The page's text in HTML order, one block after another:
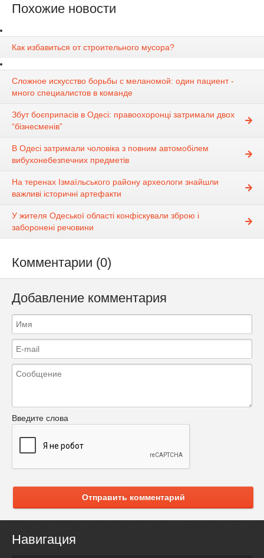
Похожие новости
Как избавиться от строительного мусора?
Сложное искусство борьбы с меланомой: один пациент -
много специалистов в команде
Збут боєприпасів в Одесі: правоохоронці затримали двох
“бізнесменів”
В Одесі затримали чоловіка з повним автомобілем
вибухонебезпечних предметів
На теренах Ізмаїльського району археологи знайшли
важливі історичні артефакти
У жителя Одеської області конфіскували зброю і
заборонені речовини
Комментарии (0)
Добавление комментария
Введите слова
Отправить комментарий
Навигация